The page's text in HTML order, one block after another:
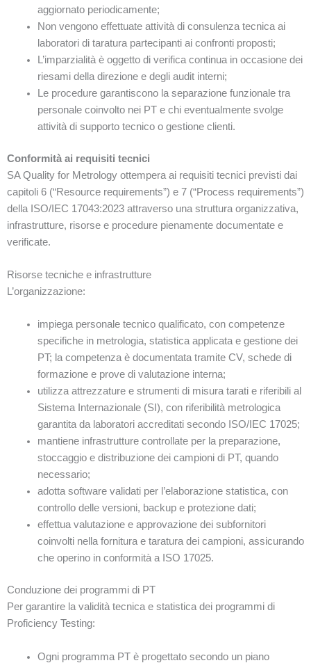
aggiornato periodicamente;
Non vengono effettuate attività di consulenza tecnica ai
laboratori di taratura partecipanti ai confronti proposti;
L’imparzialità è oggetto di verifica continua in occasione dei
riesami della direzione e degli audit interni;
Le procedure garantiscono la separazione funzionale tra
personale coinvolto nei PT e chi eventualmente svolge
attività di supporto tecnico o gestione clienti.
Conformità ai requisiti tecnici
SA Quality for Metrology ottempera ai requisiti tecnici previsti dai
capitoli 6 (“Resource requirements”) e 7 (“Process requirements”)
della ISO/IEC 17043:2023 attraverso una struttura organizzativa,
infrastrutture, risorse e procedure pienamente documentate e
verificate.
Risorse tecniche e infrastrutture
L’organizzazione:
impiega personale tecnico qualificato, con competenze
specifiche in metrologia, statistica applicata e gestione dei
PT; la competenza è documentata tramite CV, schede di
formazione e prove di valutazione interna;
utilizza attrezzature e strumenti di misura tarati e riferibili al
Sistema Internazionale (SI), con riferibilità metrologica
garantita da laboratori accreditati secondo ISO/IEC 17025;
mantiene infrastrutture controllate per la preparazione,
stoccaggio e distribuzione dei campioni di PT, quando
necessario;
adotta software validati per l’elaborazione statistica, con
controllo delle versioni, backup e protezione dati;
effettua valutazione e approvazione dei subfornitori
coinvolti nella fornitura e taratura dei campioni, assicurando
che operino in conformità a ISO 17025.
Conduzione dei programmi di PT
Per garantire la validità tecnica e statistica dei programmi di
Proficiency Testing:
Ogni programma PT è progettato secondo un piano